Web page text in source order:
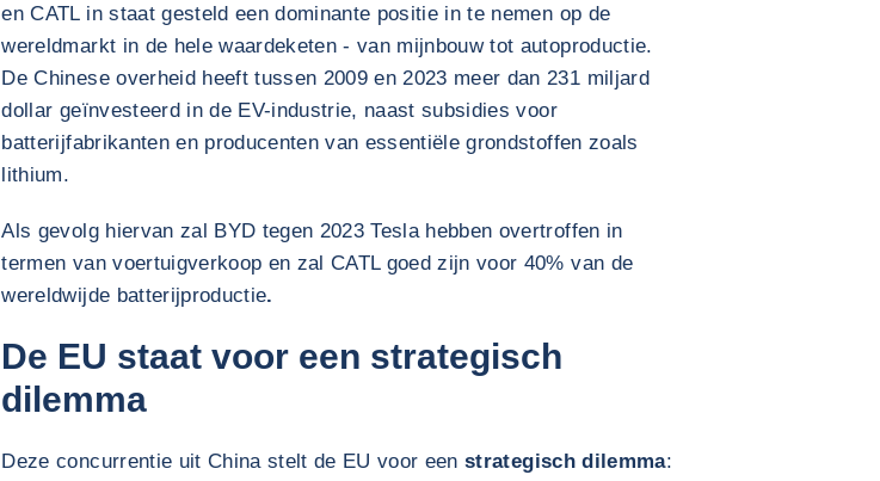
en CATL in staat gesteld een dominante positie in te nemen op de
wereldmarkt in de hele waardeketen - van mijnbouw tot autoproductie.
De Chinese overheid heeft tussen 2009 en 2023 meer dan 231 miljard
dollar geïnvesteerd in de EV-industrie, naast subsidies voor
batterijfabrikanten en producenten van essentiële grondstoffen zoals
lithium.
Als gevolg hiervan zal BYD tegen 2023 Tesla hebben overtroffen in
termen van voertuigverkoop en zal CATL goed zijn voor 40% van de
wereldwijde batterijproductie.
De EU staat voor een strategisch
dilemma
Deze concurrentie uit China stelt de EU voor eenstrategisch dilemma: